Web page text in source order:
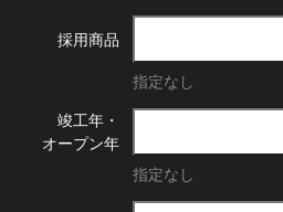
採用商品
指定なし
竣工年・
オープン年
指定なし